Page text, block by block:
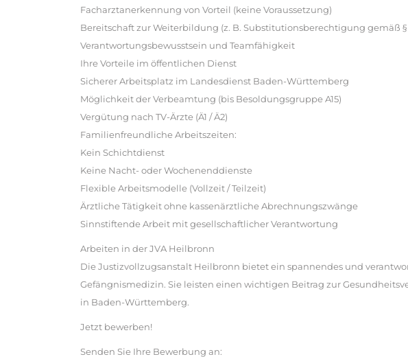
Facharztanerkennung von Vorteil (keine Voraussetzung)
Bereitschaft zur Weiterbildung (z. B. Substitutionsberechtigung gemäß §
Verantwortungsbewusstsein und Teamfähigkeit
Ihre Vorteile im öffentlichen Dienst
Sicherer Arbeitsplatz im Landesdienst Baden-Württemberg
Möglichkeit der Verbeamtung (bis Besoldungsgruppe A15)
Vergütung nach TV-Ärzte (Ä1 / Ä2)
Familienfreundliche Arbeitszeiten:
Kein Schichtdienst
Keine Nacht- oder Wochenenddienste
Flexible Arbeitsmodelle (Vollzeit / Teilzeit)
Ärztliche Tätigkeit ohne kassenärztliche Abrechnungszwänge
Sinnstiftende Arbeit mit gesellschaftlicher Verantwortung
Arbeiten in der JVA Heilbronn
Die Justizvollzugsanstalt Heilbronn bietet ein spannendes und
Gefängnismedizin. Sie leisten einen wichtigen Beitrag zur
in Baden-Württemberg.
Jetzt bewerben!
Senden Sie Ihre Bewerbung an: